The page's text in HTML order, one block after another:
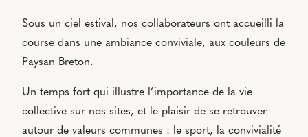
Sous un ciel estival, nos collaborateurs ont accueilli la
course dans une ambiance conviviale, aux couleurs de
Paysan Breton.
Un temps fort qui illustre l’importance de la vie
collective sur nos sites, et le plaisir de se retrouver
autour de valeurs communes : le sport, la convivialité